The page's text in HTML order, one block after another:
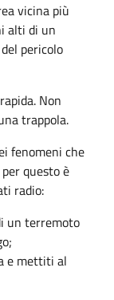
vicina più
alti di un
pericolo
Non
trappola.
fenomeni che
questo è
radio:
un terremoto
e mettiti al